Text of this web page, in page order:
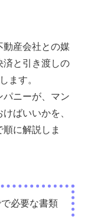
動産会社との媒
済と引き渡しの
ます。
パニーが、マン
ばいいかを、
に解説しま
必要な書類